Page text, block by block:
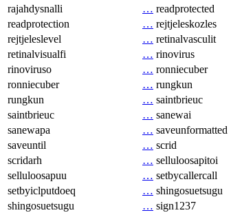
rajahdysnalli
… readprotected
readprotection
… rejtjeleskozles
rejtjeleslevel
… retinalvasculit
retinalvisualfi
… rinovirus
rinoviruso
… ronniecuber
ronniecuber
… rungkun
rungkun
… saintbrieuc
saintbrieuc
… sanewai
sanewapa
… saveunformatted
saveuntil
… scrid
scridarh
… selluloosapitoi
selluloosapuu
… setbycallercall
setbyiclputdoeq
… shingosuetsugu
shingosuetsugu
… sign1237